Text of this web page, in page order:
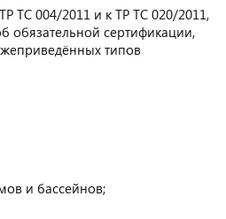
ТС 004/2011 и к ТР ТС 020/2011,
обязательной сертификации,
типов
и бассейнов;